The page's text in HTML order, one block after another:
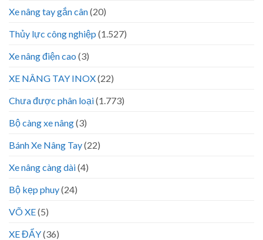
Xe nâng tay gắn cân(20)
Thủy lực công nghiệp (1.527)
Xe nâng điện cao (3)
XE NÂNG TAY INOX(22)
Chưa được phân loại(1.773)
Bộ càng xe nâng(3)
Bánh Xe Nâng Tay(22)
Xe nâng càng dài(4)
Bộ kẹp phuy(24)
VÕ XE(5)
XE ĐẨY(36)